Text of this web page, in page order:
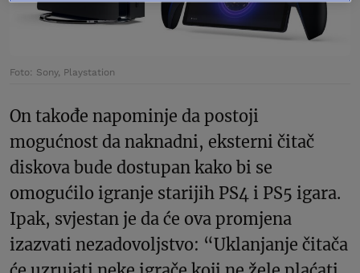
Foto: Sony, Playstation
On takođe napominje da postoji
mogućnost da naknadni, eksterni čitač
diskova bude dostupan kako bi se
omogućilo igranje starijih PS4 i PS5 igara.
Ipak, svjestan je da će ova promjena
izazvati nezadovoljstvo: “Uklanjanje čitača